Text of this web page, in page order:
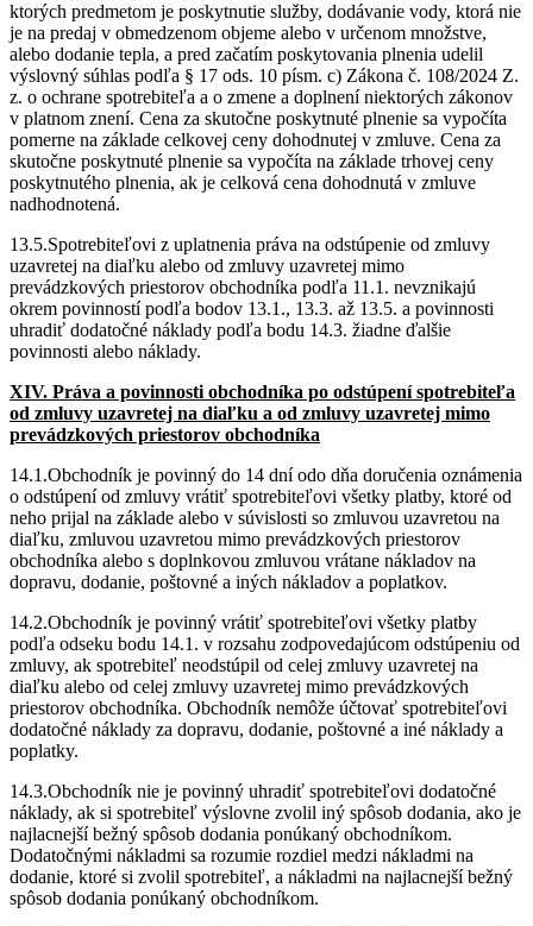
ktorých predmetom je poskytnutie služby, dodávanie vody, ktorá nie
je na predaj v obmedzenom objeme alebo v určenom množstve,
alebo dodanie tepla, a pred začatím poskytovania plnenia udelil
výslovný súhlas podľa § 17 ods. 10 písm. c) Zákona č. 108/2024 Z.
z. o ochrane spotrebiteľa a o zmene a doplnení niektorých zákonov
v platnom znení. Cena za skutočne poskytnuté plnenie sa vypočíta
pomerne na základe celkovej ceny dohodnutej v zmluve. Cena za
skutočne poskytnuté plnenie sa vypočíta na základe trhovej ceny
poskytnutého plnenia, ak je celková cena dohodnutá v zmluve
nadhodnotená.
13.5.Spotrebiteľovi z uplatnenia práva na odstúpenie od zmluvy
uzavretej na diaľku alebo od zmluvy uzavretej mimo
prevádzkových priestorov obchodníka podľa 11.1. nevznikajú
okrem povinností podľa bodov 13.1., 13.3. až 13.5. a povinnosti
uhradiť dodatočné náklady podľa bodu 14.3. žiadne ďalšie
povinnosti alebo náklady.
XIV. Práva a povinnosti obchodníka po odstúpení spotrebiteľa
od zmluvy uzavretej na diaľku a od zmluvy uzavretej mimo
prevádzkových priestorov obchodníka
14.1.Obchodník je povinný do 14 dní odo dňa doručenia oznámenia
o odstúpení od zmluvy vrátiť spotrebiteľovi všetky platby, ktoré od
neho prijal na základe alebo v súvislosti so zmluvou uzavretou na
diaľku, zmluvou uzavretou mimo prevádzkových priestorov
obchodníka alebo s doplnkovou zmluvou vrátane nákladov na
dopravu, dodanie, poštovné a iných nákladov a poplatkov.
14.2.Obchodník je povinný vrátiť spotrebiteľovi všetky platby
podľa odseku bodu 14.1. v rozsahu zodpovedajúcom odstúpeniu od
zmluvy, ak spotrebiteľ neodstúpil od celej zmluvy uzavretej na
diaľku alebo od celej zmluvy uzavretej mimo prevádzkových
priestorov obchodníka. Obchodník nemôže účtovať spotrebiteľovi
dodatočné náklady za dopravu, dodanie, poštovné a iné náklady a
poplatky.
14.3.Obchodník nie je povinný uhradiť spotrebiteľovi dodatočné
náklady, ak si spotrebiteľ výslovne zvolil iný spôsob dodania, ako je
najlacnejší bežný spôsob dodania ponúkaný obchodníkom.
Dodatočnými nákladmi sa rozumie rozdiel medzi nákladmi na
dodanie, ktoré si zvolil spotrebiteľ, a nákladmi na najlacnejší bežný
spôsob dodania ponúkaný obchodníkom.